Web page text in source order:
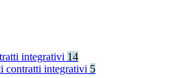
integrativi 14
contratti integrativi 5